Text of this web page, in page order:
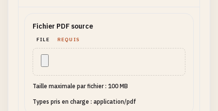
Fichier PDF source
FILE REQUIS
Taille maximale par fichier : 100 MB
Types pris en charge : application/pdf